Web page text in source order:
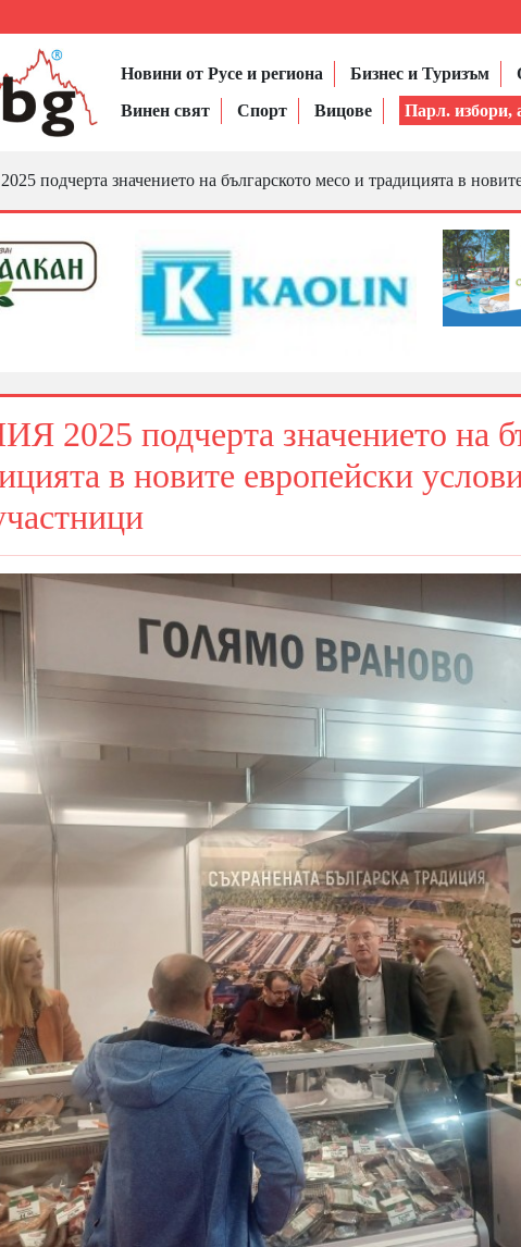
Новини от Русе и региона Бизнес и Туризъм
Винен свят
Спорт Вицове Парл. избори,
значението на българското месо и традицията в
подчерта значението на
в новите европейски